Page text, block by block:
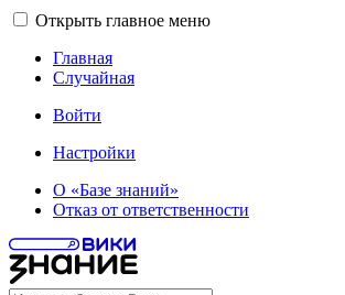
Открыть главное меню
Главная
Случайная
Войти
Настройки
О «Базе знаний»
Отказ от ответственности